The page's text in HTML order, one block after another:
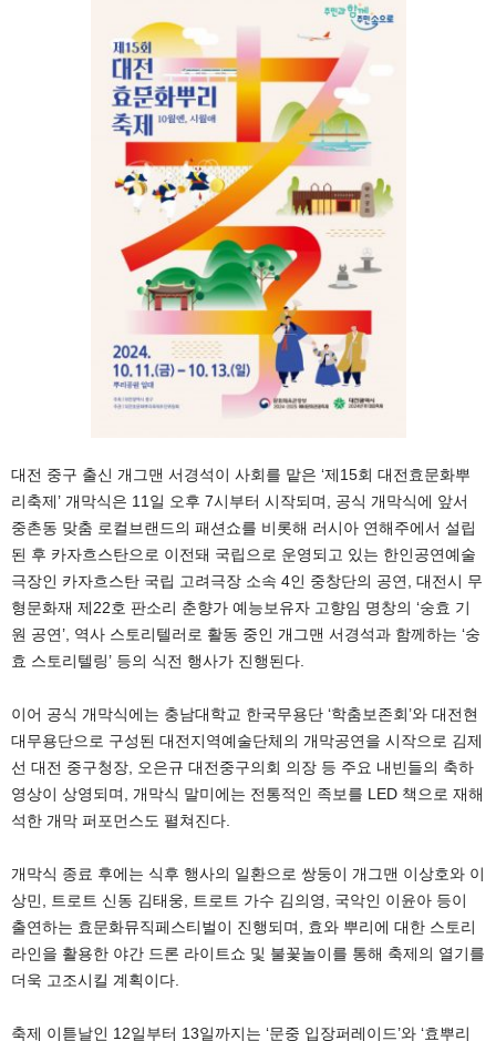
대전 중구 출신 개그맨 서경석이 사회를 맡은 ‘제15회 대전효문화뿌
리축제’ 개막식은 11일 오후 7시부터 시작되며, 공식 개막식에 앞서
중촌동 맞춤 로컬브랜드의 패션쇼를 비롯해 러시아 연해주에서 설립
된 후 카자흐스탄으로 이전돼 국립으로 운영되고 있는 한인공연예술
극장인 카자흐스탄 국립 고려극장 소속 4인 중창단의 공연, 대전시 무
형문화재 제22호 판소리 춘향가 예능보유자 고향임 명창의 ‘숭효 기
원 공연’, 역사 스토리텔러로 활동 중인 개그맨 서경석과 함께하는 ‘숭
효 스토리텔링’ 등의 식전 행사가 진행된다.
이어 공식 개막식에는 충남대학교 한국무용단 ‘학춤보존회’와 대전현
대무용단으로 구성된 대전지역예술단체의 개막공연을 시작으로 김제
선 대전 중구청장, 오은규 대전중구의회 의장 등 주요 내빈들의 축하
영상이 상영되며, 개막식 말미에는 전통적인 족보를 LED 책으로 재해
석한 개막 퍼포먼스도 펼쳐진다.
개막식 종료 후에는 식후 행사의 일환으로 쌍둥이 개그맨 이상호와 이
상민, 트로트 신동 김태웅, 트로트 가수 김의영, 국악인 이윤아 등이
출연하는 효문화뮤직페스티벌이 진행되며, 효와 뿌리에 대한 스토리
라인을 활용한 야간 드론 라이트쇼 및 불꽃놀이를 통해 축제의 열기를
더욱 고조시킬 계획이다.
축제 이튿날인 12일부터 13일까지는 ‘문중 입장퍼레이드’와 ‘효뿌리